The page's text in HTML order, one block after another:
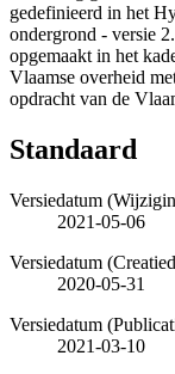
gedefinieerd in het
ondergrond - versie
opgemaakt in het
Vlaamse overheid
opdracht van de
Standaard
Versiedatum
2021-05-06
Versiedatum
2020-05-31
Versiedatum
2021-03-10